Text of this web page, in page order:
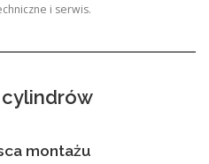
i serwis.
montażu